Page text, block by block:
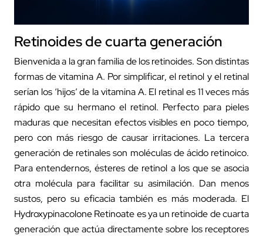
Retinoides de cuarta generación
Bienvenida a la gran familia de los retinoides. Son distintas
formas de vitamina A. Por simplificar, el retinol y el retinal
serían los ‘hijos’ de la vitamina A. El retinal es 11 veces más
rápido que su hermano el retinol. Perfecto para pieles
maduras que necesitan efectos visibles en poco tiempo,
pero con más riesgo de causar irritaciones. La tercera
generación de retinales son moléculas de ácido retinoico.
Para entendernos, ésteres de retinol a los que se asocia
otra molécula para facilitar su asimilación. Dan menos
sustos, pero su eficacia también es más moderada. El
Hydroxypinacolone Retinoate es ya un retinoide de cuarta
generación que actúa directamente sobre los receptores